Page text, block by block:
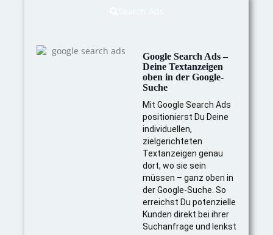
Google Search Ads –
Deine Textanzeigen
oben in der Google-
Suche
Mit Google Search Ads
positionierst Du Deine
individuellen,
zielgerichteten
Textanzeigen genau
dort, wo sie sein
müssen – ganz oben in
der Google-Suche. So
erreichst Du potenzielle
Kunden direkt bei ihrer
Suchanfrage und lenkst